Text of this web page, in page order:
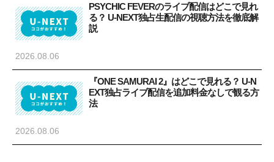
PSYCHIC FEVERのライブ配信はどこで見れ
る？ U-NEXT独占生配信の視聴方法を徹底解
説
2026.08.06
『ONE SAMURAI 2』はどこで見れる？ U-N
EXT独占ライブ配信を追加料金なしで観る方
法
2026.08.06